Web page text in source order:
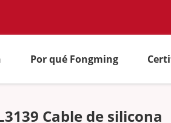
Por qué Fongming
Cable de silicona